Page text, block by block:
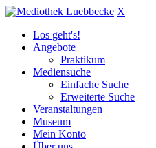
X
Los geht's!
Angebote
Praktikum
Mediensuche
Einfache Suche
Erweiterte Suche
Veranstaltungen
Museum
Mein Konto